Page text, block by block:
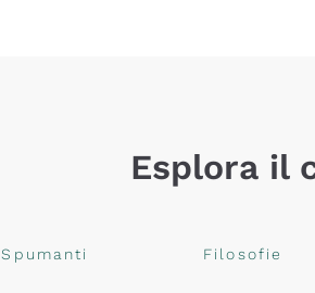
Esplora il
Spumanti Filosofie